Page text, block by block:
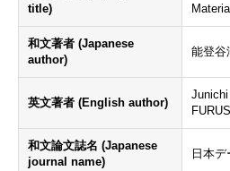
title)
和文著者 (Japanese
author)
能登谷
英文著者 (English author)
和文論文誌名 (Japanese
journal name)
日本